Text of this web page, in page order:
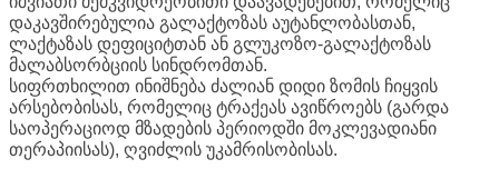
დაკავშირებულია გალაქტოზას აუტანლობასთან,
ლაქტაზას დეფიციტთან ან გლუკოზო-გალაქტოზას
მალაბსორბციის სინდრომთან.
სიფრთხილით ინიშნება ძალიან დიდი ზომის ჩიყვის
არსებობისას, რომელიც ტრაქეას ავიწროებს (გარდა
საოპერაციოდ მზადების პერიოდში მოკლევადიანი
თერაპიისას), ღვიძლის უკამრისობისას.